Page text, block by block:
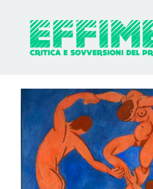
contenuto
Ingrandisci
immagine